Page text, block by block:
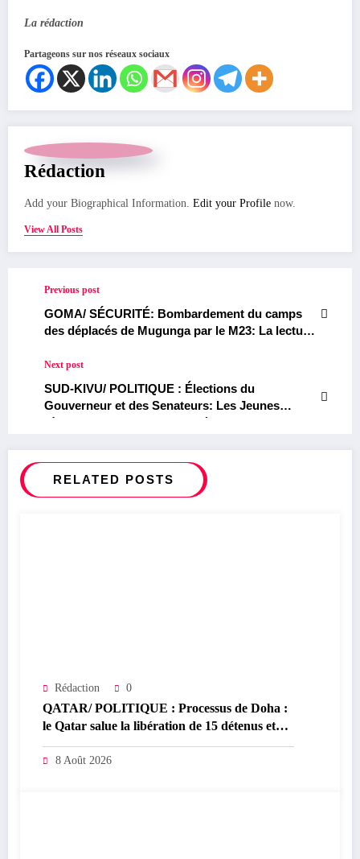
La rédaction
Partageons sur nos réseaux sociaux
Rédaction
Add your Biographical Information. Edit your Profile now.
View All Posts
Previous post
GOMA/ SÉCURITÉ: Bombardement du camps
des déplacés de Mugunga par le M23: La lecture
Judith Tuluka Siminwa
Next post
SUD-KIVU/ POLITIQUE : Élections du
Gouverneur et des Senateurs: Les Jeunes
révolutionnaires s’engagent à soutenir le
RELATED POSTS
Rédaction 0
QATAR/ POLITIQUE : Processus de Doha :
le Qatar salue la libération de 15 détenus et
leur transfert à l’AFC/M23
8 Août 2026